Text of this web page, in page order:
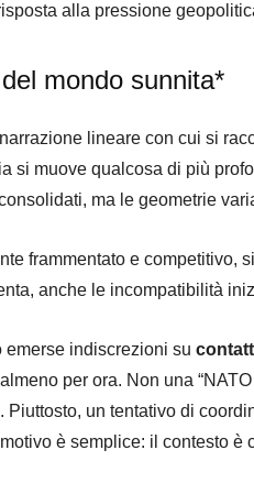
alla pressione
mondo sunnita*
lineare con cui si
si muove qualcosa di più
ma le geometrie
frammentato e competitivo,
anche le incompatibilità
emerse indiscrezioni su
per ora. Non una
un tentativo di
è semplice: il contesto è